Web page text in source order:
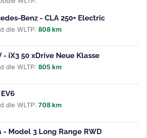
Benz - CLA 250+ Electric
dle WLTP: 808 km
- iX3 50 xDrive Neue Klasse
dle WLTP: 805 km
dle WLTP: 708 km
- Model 3 Long Range RWD